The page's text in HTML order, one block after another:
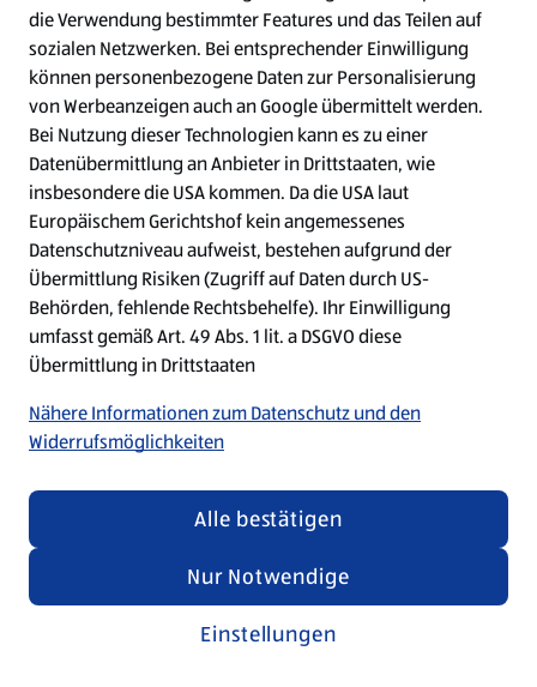
Oops!
Something went wrong. Please try refreshing
the app
Refresh
die Verwendung bestimmter Features und das Teilen auf
sozialen Netzwerken. Bei entsprechender Einwilligung
können personenbezogene Daten zur Personalisierung
von Werbeanzeigen auch an Google übermittelt werden.
Bei Nutzung dieser Technologien kann es zu einer
Datenübermittlung an Anbieter in Drittstaaten, wie
insbesondere die USA kommen. Da die USA laut
Europäischem Gerichtshof kein angemessenes
Datenschutzniveau aufweist, bestehen aufgrund der
Übermittlung Risiken (Zugriff auf Daten durch US-
Behörden, fehlende Rechtsbehelfe). Ihr Einwilligung
umfasst gemäß Art. 49 Abs. 1 lit. a DSGVO diese
Übermittlung in Drittstaaten
Nähere Informationen zum Datenschutz und den
Widerrufsmöglichkeiten
Einstellungen
Nur Notwendige
Alle bestätigen